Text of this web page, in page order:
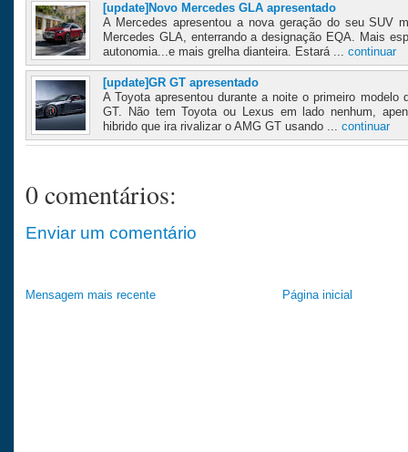
[update]Novo Mercedes GLA apresentado
A Mercedes apresentou a nova geração do seu SUV
Mercedes GLA, enterrando a designação EQA. Mais
autonomia...e mais grelha dianteira. Estará ... continuar
[update]GR GT apresentado
A Toyota apresentou durante a noite o primeiro modelo
GT. Não tem Toyota ou Lexus em lado nenhum,
hibrido que ira rivalizar o AMG GT usando ... continuar
0 comentários:
Enviar um comentário
Mensagem mais recente Página inicial